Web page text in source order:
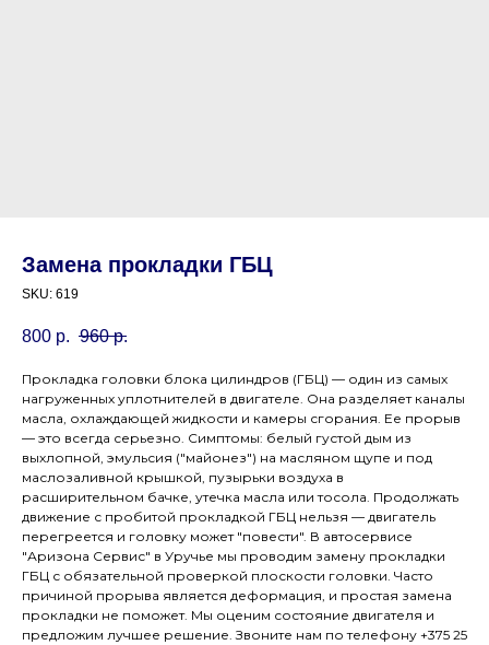
Замена прокладки ГБЦ
SKU: 619
800 р. 960 р.
Прокладка головки блока цилиндров (ГБЦ) — один из самых
нагруженных уплотнителей в двигателе. Она разделяет каналы
масла, охлаждающей жидкости и камеры сгорания. Ее прорыв
— это всегда серьезно. Симптомы: белый густой дым из
выхлопной, эмульсия ("майонез") на масляном щупе и под
маслозаливной крышкой, пузырьки воздуха в
расширительном бачке, утечка масла или тосола. Продолжать
движение с пробитой прокладкой ГБЦ нельзя — двигатель
перегреется и головку может "повести". В автосервисе
"Аризона Сервис" в Уручье мы проводим замену прокладки
ГБЦ с обязательной проверкой плоскости головки. Часто
причиной прорыва является деформация, и простая замена
прокладки не поможет. Мы оценим состояние двигателя и
предложим лучшее решение. Звоните нам по телефону +375 25